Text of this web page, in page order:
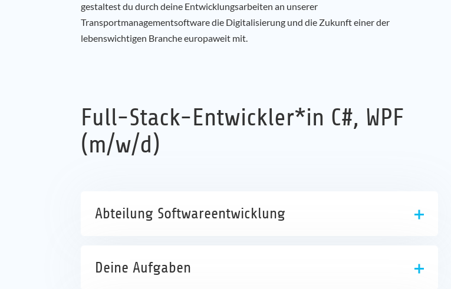
gestaltest du durch deine Entwicklungsarbeiten an unserer
Transportmanagementsoftware die Digitalisierung und die Zukunft einer der
lebenswichtigen Branche europaweit mit.
Full-Stack-Entwickler*in C#, WPF
(m/w/d)
Abteilung Softwareentwicklung
Deine Aufgaben